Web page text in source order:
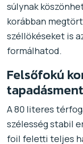
súlynak
korábban
széllökéseket is
formálhatod.
Felsőfokú
A 80 literes
szélesség stabil
foil feletti teljes